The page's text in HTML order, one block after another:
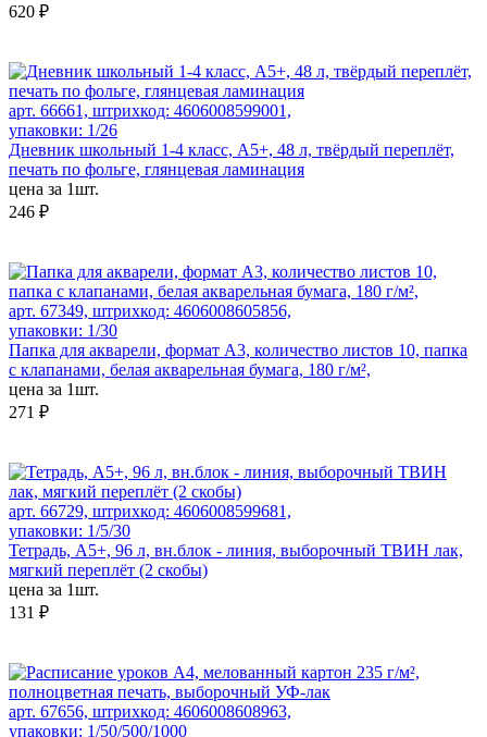
620 ₽
арт. 66661, штрихкод: 4606008599001,
упаковки: 1/26
Дневник школьный 1-4 класс, А5+, 48 л, твёрдый переплёт,
печать по фольге, глянцевая ламинация
цена за 1шт.
246 ₽
арт. 67349, штрихкод: 4606008605856,
упаковки: 1/30
Папка для акварели, формат А3, количество листов 10, папка
с клапанами, белая акварельная бумага, 180 г/м²,
цена за 1шт.
271 ₽
арт. 66729, штрихкод: 4606008599681,
упаковки: 1/5/30
Тетрадь, А5+, 96 л, вн.блок - линия, выборочный ТВИН лак,
мягкий переплёт (2 скобы)
цена за 1шт.
131 ₽
арт. 67656, штрихкод: 4606008608963,
упаковки: 1/50/500/1000